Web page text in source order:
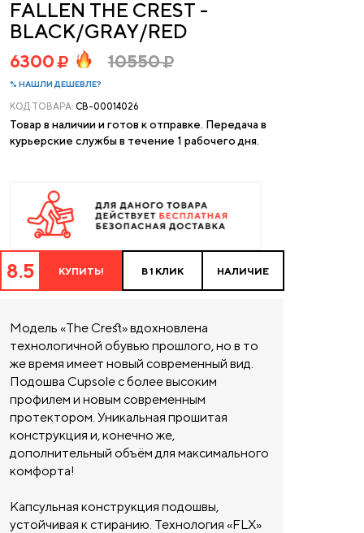
FALLEN THE CREST -
BLACK/GRAY/RED
6300 10550
% НАШЛИ ДЕШЕВЛЕ?
КОД ТОВАРА: CB-00014026
Товар в наличии и готов к отправке. Передача в
курьерские службы в течение 1 рабочего дня.
8.5 КУПИТЬ! В 1 КЛИК НАЛИЧИЕ
Модель «The Crest» вдохновлена
технологичной обувью прошлого, но в то
же время имеет новый современный вид.
Подошва Cupsole с более высоким
профилем и новым современным
протектором. Уникальная прошитая
конструкция и, конечно же,
дополнительный объём для максимального
комфорта!
Капсульная конструкция подошвы,
устойчивая к стиранию. Технология «FLX»